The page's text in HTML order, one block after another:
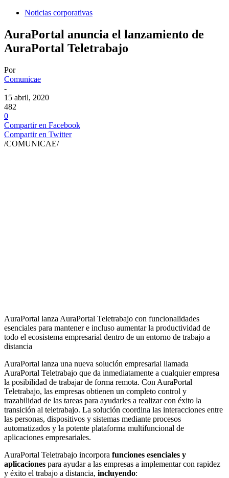
Noticias corporativas
AuraPortal anuncia el lanzamiento de
AuraPortal Teletrabajo
Por
Comunicae
-
15 abril, 2020
482
0
Compartir en Facebook
Compartir en Twitter
/COMUNICAE/
AuraPortal lanza AuraPortal Teletrabajo con funcionalidades
esenciales para mantener e incluso aumentar la productividad de
todo el ecosistema empresarial dentro de un entorno de trabajo a
distancia
AuraPortal lanza una nueva solución empresarial llamada
AuraPortal Teletrabajo que da inmediatamente a cualquier empresa
la posibilidad de trabajar de forma remota. Con AuraPortal
Teletrabajo, las empresas obtienen un completo control y
trazabilidad de las tareas para ayudarles a realizar con éxito la
transición al teletrabajo. La solución coordina las interacciones entre
las personas, dispositivos y sistemas mediante procesos
automatizados y la potente plataforma multifuncional de
aplicaciones empresariales.
AuraPortal Teletrabajo incorpora funciones esenciales y
aplicaciones para ayudar a las empresas a implementar con rapidez
y éxito el trabajo a distancia, incluyendo: